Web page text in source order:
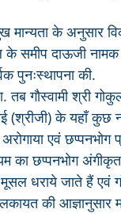
मान्यता के अनुसार
दाऊजी नामक
पुनःस्थापना की.
तब गौस्वामी श्री
(श्रीजी) के यहाँ कुछ
अरोगाया एवं
का छप्पनभोग
धराये जाते हैं एवं
की आज्ञानुसार